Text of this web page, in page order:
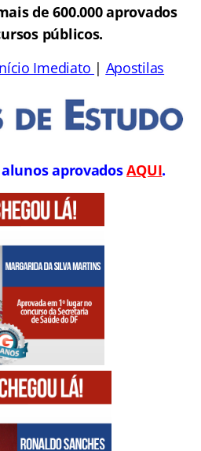
de 600.000 aprovados
públicos.
Imediato | Apostilas
aprovadosAQUI.